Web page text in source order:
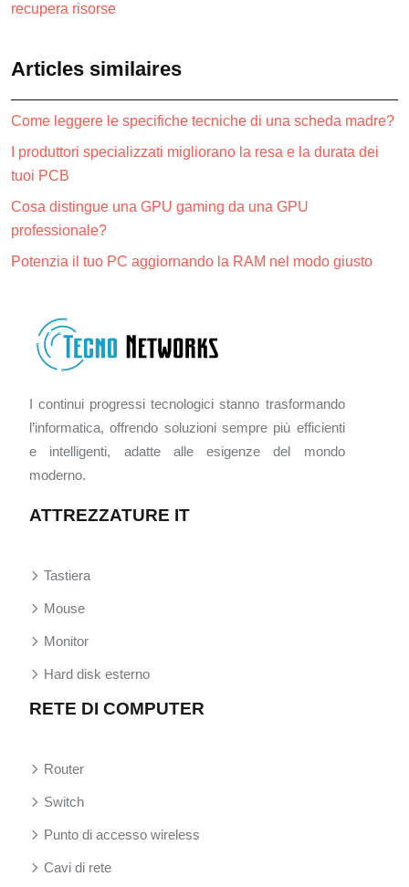
recupera risorse
Articles similaires
Come leggere le specifiche tecniche di una scheda madre?
I produttori specializzati migliorano la resa e la durata dei
tuoi PCB
Cosa distingue una GPU gaming da una GPU
professionale?
Potenzia il tuo PC aggiornando la RAM nel modo giusto
I continui progressi tecnologici stanno trasformando
l’informatica, offrendo soluzioni sempre più efficienti
e intelligenti, adatte alle esigenze del mondo
moderno.
ATTREZZATURE IT
Tastiera
Mouse
Monitor
Hard disk esterno
RETE DI COMPUTER
Router
Switch
Punto di accesso wireless
Cavi di rete